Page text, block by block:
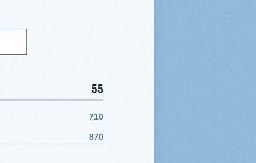
55
710
870